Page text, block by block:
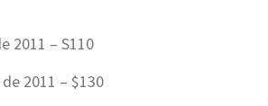
2011 – S110
2011 – $130